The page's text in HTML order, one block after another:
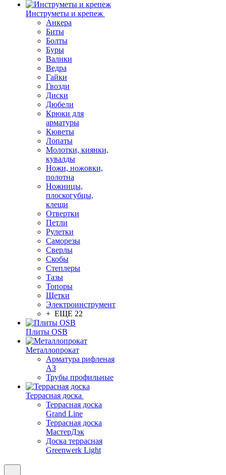
Инструметы и крепеж
Анкера
Биты
Болты
Буры
Валики
Ведра
Гайки
Гвозди
Диски
Дюбели
Крюки для
арматуры
Кюветы
Лопаты
Молотки, киянки,
кувалды
Ножи, ножовки,
полотна
Ножницы,
плоскогубцы,
клещи
Отвертки
Петли
Рулетки
Саморезы
Сверлы
Скобы
Степлеры
Тазы
Топоры
Щетки
Электроинструмент
+ ЕЩЕ 22
Плиты OSB
Металлопрокат
Арматура рифленая
АЗ
Трубы профильные
Террасная доска
Террасная доска
Grand Line
Террасная доска
МастерДэк
Доска террасная
Greenwerk Light